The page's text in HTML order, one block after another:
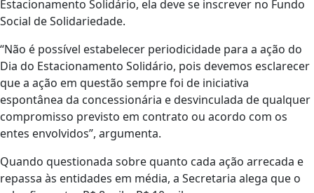
Estacionamento Solidário, ela deve se inscrever no Fundo
Social de Solidariedade.
“Não é possível estabelecer periodicidade para a ação do
Dia do Estacionamento Solidário, pois devemos esclarecer
que a ação em questão sempre foi de iniciativa
espontânea da concessionária e desvinculada de qualquer
compromisso previsto em contrato ou acordo com os
entes envolvidos”, argumenta.
Quando questionada sobre quanto cada ação arrecada e
repassa às entidades em média, a Secretaria alega que o